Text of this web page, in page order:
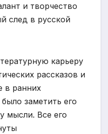
и творчество
след в русской
карьеру
рассказов и
в ранних
заметить его
мысли. Все его